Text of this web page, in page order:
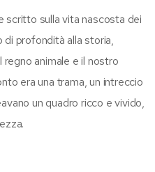
scritto sulla vita nascosta dei
di profondità alla storia,
animale e il nostro
era una trama, un intreccio
un quadro ricco e vivido,